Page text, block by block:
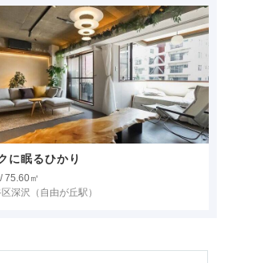
に眠るひかり
75.60㎡
深沢 （自由が丘駅）